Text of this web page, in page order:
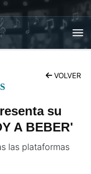
VOLVER
su
A BEBER'
las plataformas